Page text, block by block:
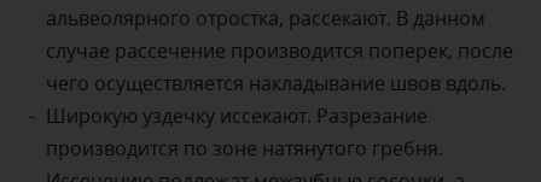
альвеолярного отростка, рассекают. В данном
случае рассечение производится поперек, после
чего осуществляется накладывание швов вдоль.
Широкую уздечку иссекают. Разрезание
производится по зоне натянутого гребня.